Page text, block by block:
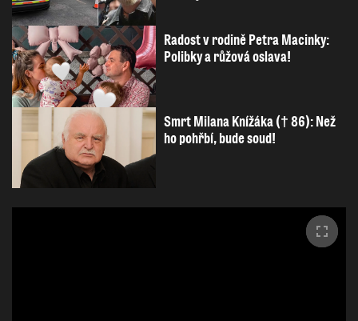
Radost v rodině Petra Macinky:
Polibky a růžová oslava!
Smrt Milana Knížáka († 86): Než
ho pohřbí, bude soud!